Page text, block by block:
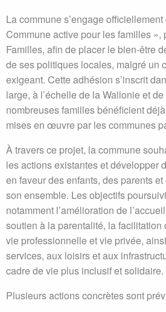
La commune s’engage
Commune active pour les familles »,
Familles, afin de placer le bien-être
de ses politiques locales, malgré un
exigeant. Cette adhésion s’inscrit
large, à l’échelle de la Wallonie et
nombreuses familles bénéficient
mises en œuvre par les communes
À travers ce projet, la commune
les actions existantes et développer
en faveur des enfants, des parents
son ensemble. Les objectifs
notamment l’amélioration de
soutien à la parentalité, la
vie professionnelle et vie privée,
services, aux loisirs et aux
cadre de vie plus inclusif et solidaire.
Plusieurs actions concrètes sont